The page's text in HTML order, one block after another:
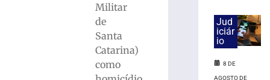
Militar
de
Santa
Catarina)
como
Jud
iciár
io
8 DE
AGOSTO DE